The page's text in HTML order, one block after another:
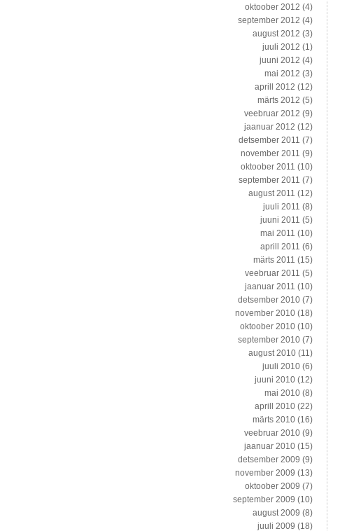
oktoober 2012 (4)
september 2012 (4)
august 2012 (3)
juuli 2012 (1)
juuni 2012 (4)
mai 2012 (3)
aprill 2012 (12)
märts 2012 (5)
veebruar 2012 (9)
jaanuar 2012 (12)
detsember 2011 (7)
november 2011 (9)
oktoober 2011 (10)
september 2011 (7)
august 2011 (12)
juuli 2011 (8)
juuni 2011 (5)
mai 2011 (10)
aprill 2011 (6)
märts 2011 (15)
veebruar 2011 (5)
jaanuar 2011 (10)
detsember 2010 (7)
november 2010 (18)
oktoober 2010 (10)
september 2010 (7)
august 2010 (11)
juuli 2010 (6)
juuni 2010 (12)
mai 2010 (8)
aprill 2010 (22)
märts 2010 (16)
veebruar 2010 (9)
jaanuar 2010 (15)
detsember 2009 (9)
november 2009 (13)
oktoober 2009 (7)
september 2009 (10)
august 2009 (8)
juuli 2009 (18)